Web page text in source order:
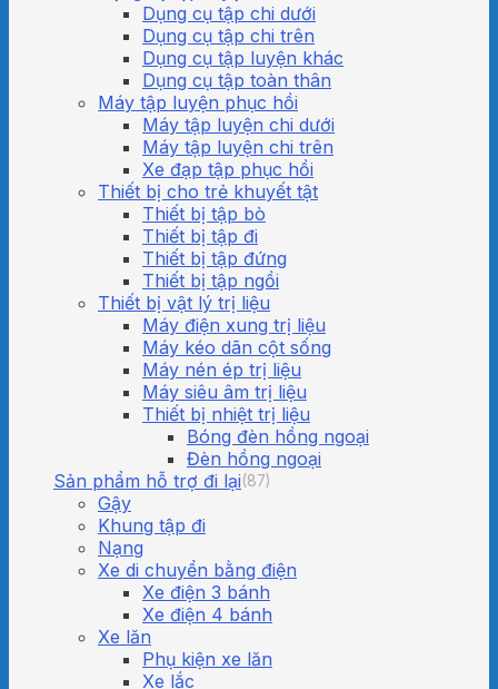
Dụng cụ tập chi dưới
Dụng cụ tập chi trên
Dụng cụ tập luyện khác
Dụng cụ tập toàn thân
Máy tập luyện phục hồi
Máy tập luyện chi dưới
Máy tập luyện chi trên
Xe đạp tập phục hồi
Thiết bị cho trẻ khuyết tật
Thiết bị tập bò
Thiết bị tập đi
Thiết bị tập đứng
Thiết bị tập ngồi
Thiết bị vật lý trị liệu
Máy điện xung trị liệu
Máy kéo dãn cột sống
Máy nén ép trị liệu
Máy siêu âm trị liệu
Thiết bị nhiệt trị liệu
Bóng đèn hồng ngoại
Đèn hồng ngoại
Sản phẩm hỗ trợ đi lại(87)
Gậy
Khung tập đi
Nạng
Xe di chuyển bằng điện
Xe điện 3 bánh
Xe điện 4 bánh
Xe lăn
Phụ kiện xe lăn
Xe lắc